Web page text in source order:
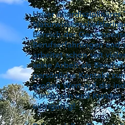
Unser interdisziplinäres
Bereich der
Berufserfahrungen
arbeitet schon seit
seine Arbeit als
persönliche Kontakt
großen Wert auf die
Kundinnen und
einzigartig!